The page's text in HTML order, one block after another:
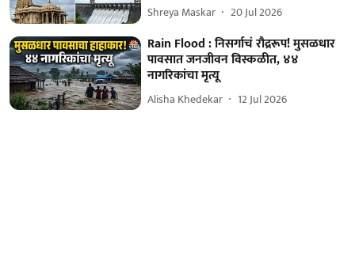
Shreya Maskar 20 Jul 2026
Rain Flood : निसर्गाचं रौद्ररूप! मुसळधार
पावसात जनजीवन विस्कळीत, ४४
नागरिकांचा मृत्यू
Alisha Khedekar 12 Jul 2026